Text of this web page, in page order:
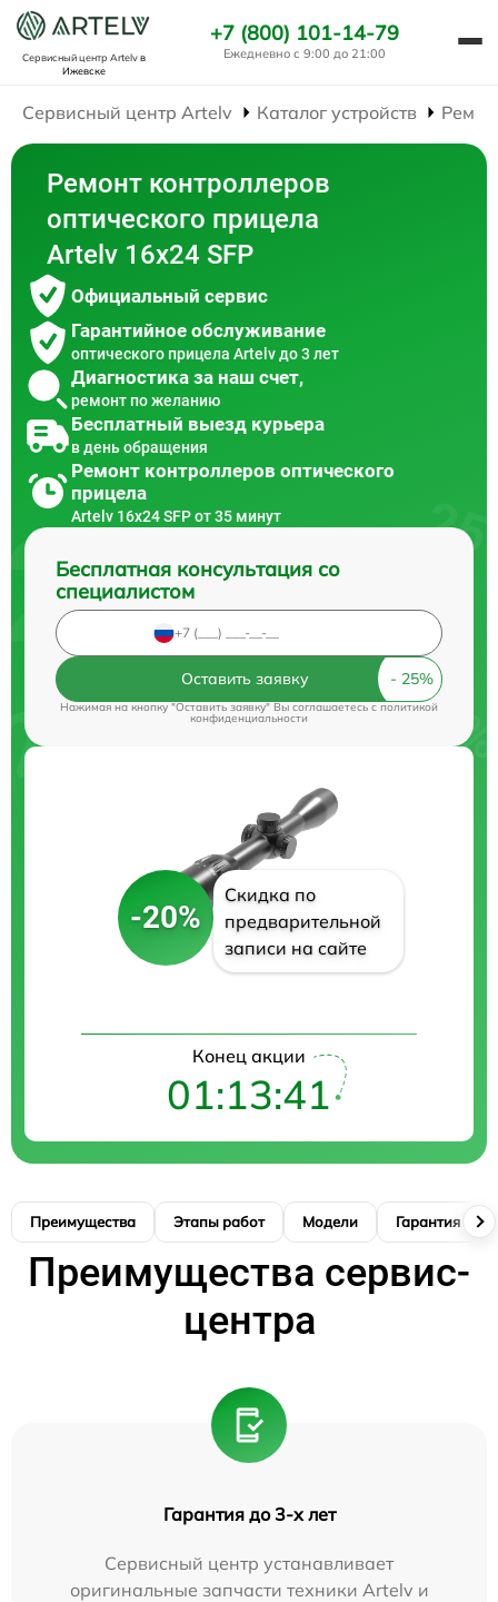
Сервисный центр Artelvв
Ижевске
+7 (800) 101-14-79
Ежедневно с 9:00 до 21:00
Сервисный центр Artelv Каталог устройств
Ремонт контроллеров
оптического прицела
Artelv 16x24 SFP
Официальный сервис
Гарантийное обслуживание
оптического прицела Artelv до 3 лет
Диагностика за наш счет,
ремонт по желанию
Бесплатный выезд курьера
в день обращения
Ремонт контроллеров оптического
прицела
Artelv 16x24 SFP от 35 минут
Бесплатная консультация со
специалистом
Оставить заявку
Нажимая на кнопку "Оставить заявку" Вы соглашаетесь cполитикой
конфиденциальности
-20%
Скидка по
предварительной
записи на сайте
Конец акции
01:13:40
Преимущества Этапы работ Модели Гарантия
Преимущества сервис-
центра
Гарантия до 3-х лет
Сервисный центр устанавливает
оригинальные запчасти техники Artelv и